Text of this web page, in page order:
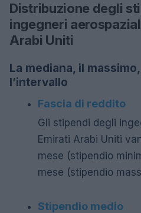
Distribuzione degli
ingegneri
Arabi Uniti
La mediana, il
l’intervallo
Fascia di reddito
Gli stipendi degli
Emirati Arabi Uniti
mese (stipendio
mese (stipendio
Stipendio medio